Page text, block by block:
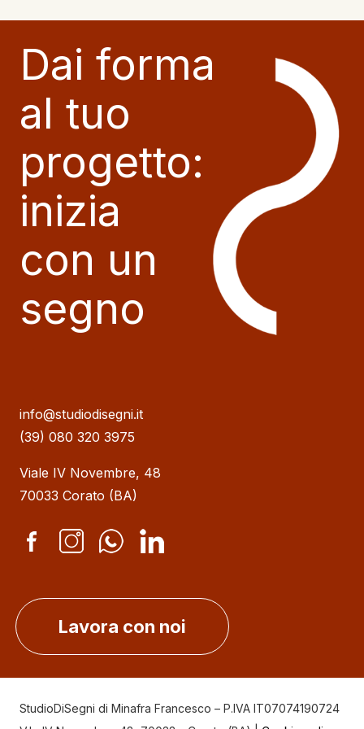
Dai forma
al tuo
progetto:
inizia
con un
segno
info@studiodisegni.it
(39) 080 320 3975
Viale IV Novembre, 48
70033 Corato (BA)
Lavora con noi
StudioDiSegni di Minafra Francesco – P.IVA IT07074190724